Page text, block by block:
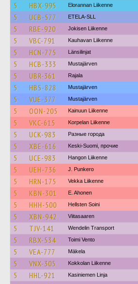
5 HBX-995 Elorannan Liikenne
5 UCB-577 ETELA-SLL
5 RBE-920 Jokisen Liikenne
5 VBC-791 Kauhavan Liikenne
5 HCN-775 Länsilinjat
5 HCB-333 Mustajärven
5 UBR-361 Rajala
5 HBS-828 Mustajärven
5 VUE-377 Mustajärven
5 OON-205 Kainuun Liikenne
5 VKC-615 Korpelan Liikenne
5 UCK-983 Разные города
5 XBE-616 Keski-Suomi, прочие
5 UCE-983 Hangon Liikenne
5 UEH-736 J. Punkero
5 HRN-175 Vekka Liikenne
5 KBN-301 E. Ahonen
5 HHH-500 Hellsten Soini
5 XBN-942 Viitasaaren
5 TJV-141 Wendelin Transport
5 RBX-534 Toimi Vento
5 VEA-777 Mäkela
5 VNX-305 Kokkolan Liikenne
5 HHL-921 Kasiniemen Linja